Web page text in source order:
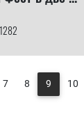
1282
7 8 9 10